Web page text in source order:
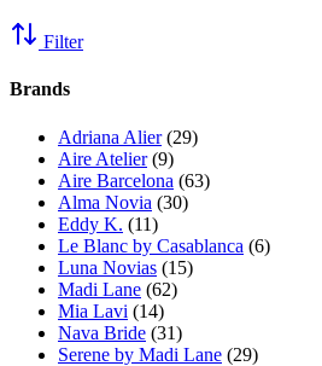
Filter
Brands
Adriana Alier (29)
Aire Atelier (9)
Aire Barcelona (63)
Alma Novia (30)
Eddy K. (11)
Le Blanc by Casablanca (6)
Luna Novias (15)
Madi Lane (62)
Mia Lavi (14)
Nava Bride (31)
Serene by Madi Lane (29)